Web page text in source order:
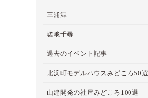
三浦舞
嵯峨千尋
過去のイベント記事
北浜町モデルハウスみどころ50選
山建開発の社屋みどころ100選